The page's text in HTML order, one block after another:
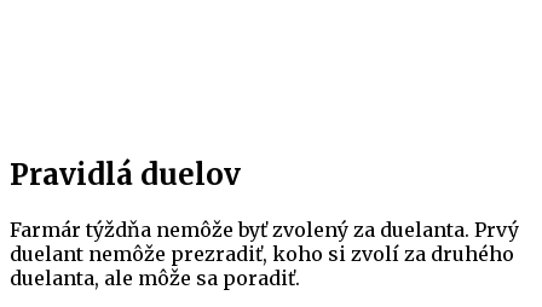
Pravidlá duelov
Farmár týždňa nemôže byť zvolený za duelanta. Prvý
duelant nemôže prezradiť, koho si zvolí za druhého
duelanta, ale môže sa poradiť.